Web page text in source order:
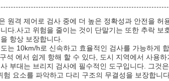
원격 제어로 검사 중에 더 높은 정확성과 안전을 허
다.사고 위험을 줄이는 것이 단말기는 또한 추락 보
항상 보장합니다.
는 10km/h로 신속하고 효율적인 검사를 가능하게
석 에서 쉽게 항해 할 수 있다, 도시 지역에서 사용하
부대는 브리지 검사에 필수적인 도구입니다. 그것
요소를 파악하고 다리 구조의 무결성을 보장합니다